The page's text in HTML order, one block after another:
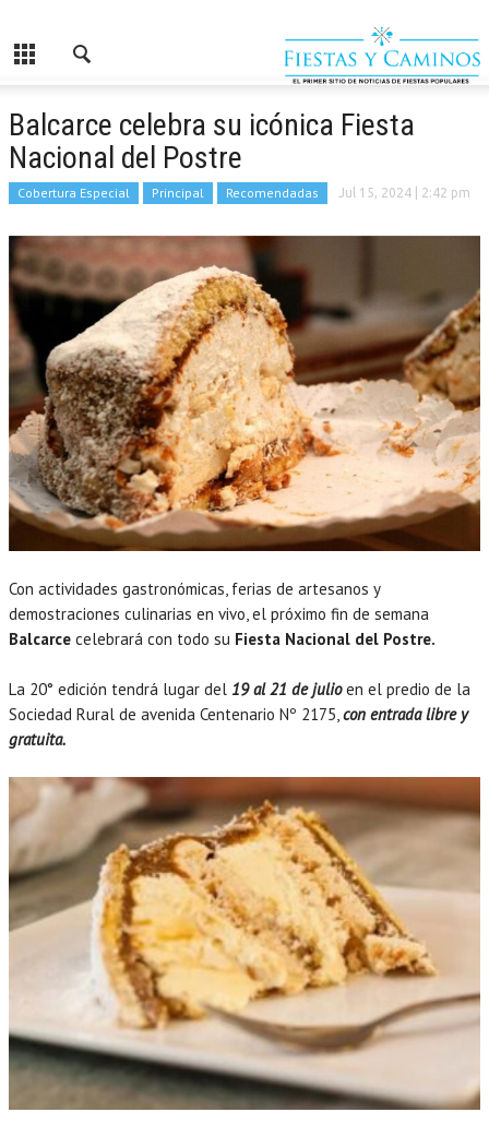
Balcarce celebra su icónica Fiesta
Nacional del Postre
Cobertura Especial Principal Recomendadas Jul 15, 2024 | 2:42 pm
Con actividades gastronómicas, ferias de artesanos y
demostraciones culinarias en vivo, el próximo fin de semana
Balcarce celebrará con todo su Fiesta Nacional del Postre.
La 20° edición tendrá lugar del 19 al 21 de julioen el predio de la
Sociedad Rural de avenida Centenario Nº 2175,con entrada libre y
gratuita.